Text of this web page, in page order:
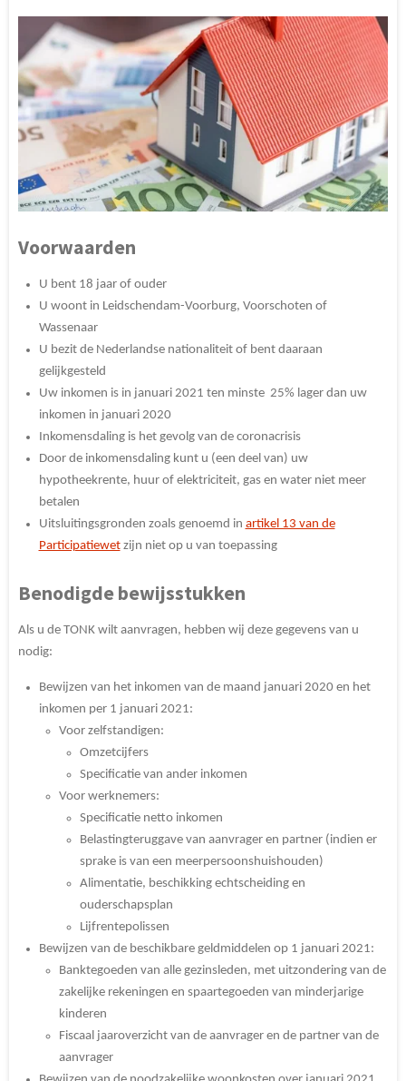
Voorwaarden
U bent 18 jaar of ouder
U woont in Leidschendam-Voorburg, Voorschoten of
Wassenaar
U bezit de Nederlandse nationaliteit of bent daaraan
gelijkgesteld
Uw inkomen is in januari 2021 ten minste 25% lager dan uw
inkomen in januari 2020
Inkomensdaling is het gevolg van de coronacrisis
Door de inkomensdaling kunt u (een deel van) uw
hypotheekrente, huur of elektriciteit, gas en water niet meer
betalen
Uitsluitingsgronden zoals genoemd in artikel 13 van de
Participatiewetzijn niet op u van toepassing
Benodigde bewijsstukken
Als u de TONK wilt aanvragen, hebben wij deze gegevens van u
nodig:
Bewijzen van het inkomen van de maand januari 2020 en het
inkomen per 1 januari 2021:
Voor zelfstandigen:
Omzetcijfers
Specificatie van ander inkomen
Voor werknemers:
Specificatie netto inkomen
Belastingteruggave van aanvrager en partner (indien er
sprake is van een meerpersoonshuishouden)
Alimentatie, beschikking echtscheiding en
ouderschapsplan
Lijfrentepolissen
Bewijzen van de beschikbare geldmiddelen op 1 januari 2021:
Banktegoeden van alle gezinsleden, met uitzondering van de
zakelijke rekeningen en spaartegoeden van minderjarige
kinderen
Fiscaal jaaroverzicht van de aanvrager en de partner van de
aanvrager